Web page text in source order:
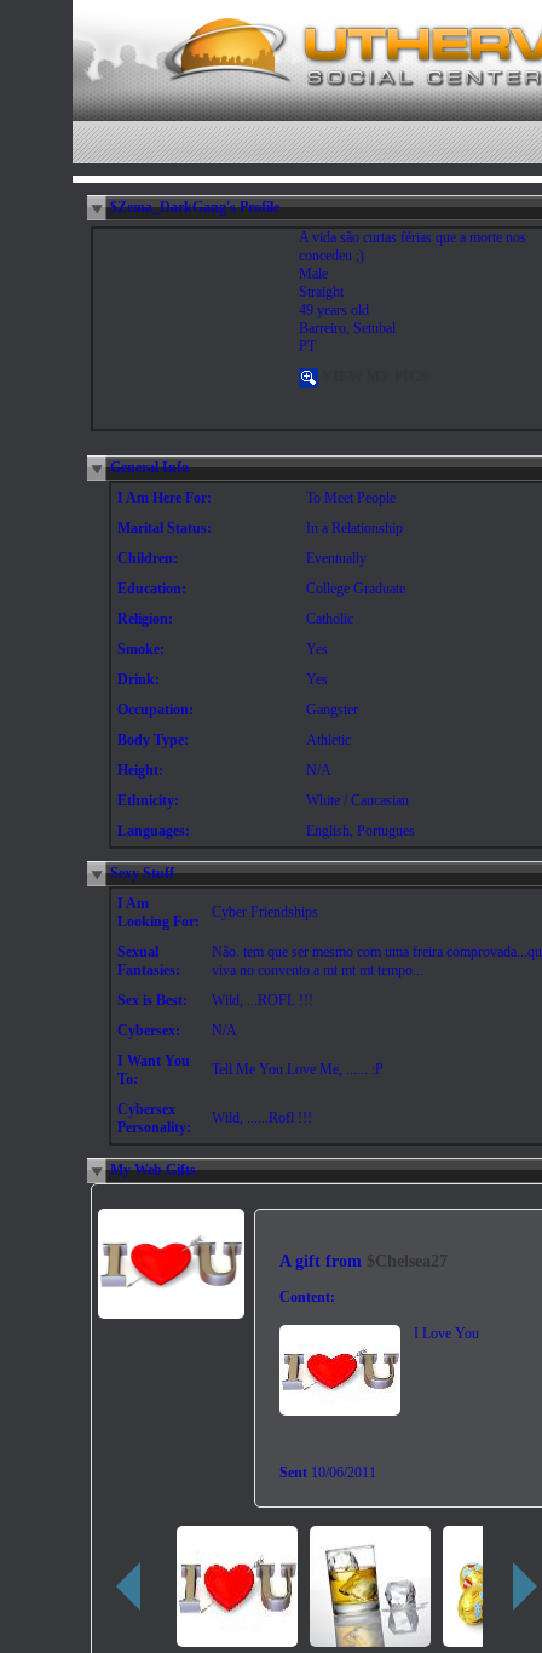
$Zema_DarkGang's Profile
A vida são curtas férias que a morte nos
concedeu ;)
Male
Straight
49 years old
Barreiro, Setubal
PT
General Info
I Am Here For:
To Meet People
Marital Status:
In a Relationship
Children:
Eventually
Education:
College Graduate
Religion:
Catholic
Smoke:
Yes
Drink:
Yes
Occupation:
Gangster
Body Type:
Athletic
Height:
N/A
Ethnicity:
White / Caucasian
Languages:
English, Portugues
Sexy Stuff
I Am
Looking For:
Cyber Friendships
Sexual
Fantasies:
Não. tem que ser mesmo com uma freira
viva no convento a mt mt mt tempo...
Sex is Best:
Wild, ...ROFL !!!
Cybersex:
N/A
I Want You
To:
Tell Me You Love Me, ...... :P
Cybersex
Personality:
Wild, ......Rofl !!!
My Web Gifts
A gift from $Chelsea27
Content:
I Love You
Sent 10/06/2011